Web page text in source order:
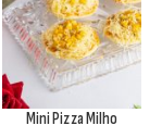
Mini Pizza Milho